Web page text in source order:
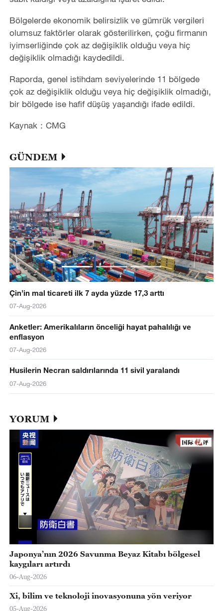
Bölgelerde ekonomik belirsizlik ve gümrük vergileri
olumsuz faktörler olarak gösterilirken, çoğu firmanın
iyimserliğinde çok az değişiklik olduğu veya hiç
değişiklik olmadığı kaydedildi.
Raporda, genel istihdam seviyelerinde 11 bölgede
çok az değişiklik olduğu veya hiç değişiklik olmadığı,
bir bölgede ise hafif düşüş yaşandığı ifade edildi.
Kaynak：CMG
GÜNDEM
Çin’in mal ticareti ilk 7 ayda yüzde 17,3 arttı
07-Aug-2026
Anketler: Amerikalıların önceliği hayat pahalılığı ve
enflasyon
07-Aug-2026
Husilerin Necran saldırılarında 11 sivil yaralandı
07-Aug-2026
YORUM
Japonya’nın 2026 Savunma Beyaz Kitabı bölgesel
kaygıları artırdı
06-Aug-2026
Xi, bilim ve teknoloji inovasyonuna yön veriyor
05-Aug-2026